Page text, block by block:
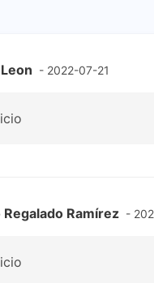
- 2022-07-21
Ramírez -